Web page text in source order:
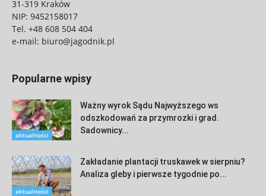
31-319 Kraków
NIP: 9452158017
Tel. +48 608 504 404
e-mail: biuro@jagodnik.pl
Popularne wpisy
aktualności
Ważny wyrok Sądu Najwyższego ws
odszkodowań za przymrozki i grad.
Sadownicy...
aktualności
Zakładanie plantacji truskawek w sierpniu?
Analiza gleby i pierwsze tygodnie po...